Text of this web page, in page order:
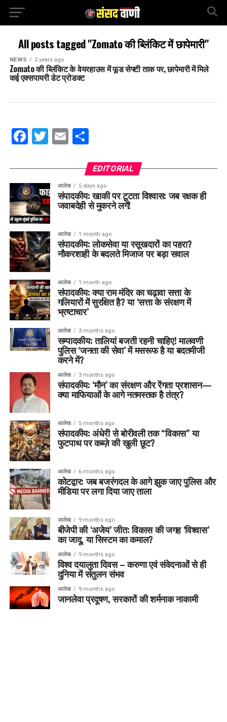
All posts tagged "Zomato की ब्लिंकिट में छापेमारी"
NEWS 2 years ago
Zomato की ब्लिंकिट के वेयरहाउस में फूड सेफ्टी ताक पर, छापेमारी में मिले
कई एक्सपायरी डेट प्रोडक्ट
Facebook
Twitter
EmailShare
EDITORIAL
आलेख 5 days ago
संपादकीय: खाकी पर टूटता विश्वास: जब रक्षक ही
जवाबदेही से मुकरने लगें!
आलेख 1 month ago
संपादकीय: लोकसेवा या रसूखदारों का पहरा?
नौकरशाही के बदलते मिजाज पर बड़ा सवाल
आलेख 1 month ago
संपादकीय: क्या राम मंदिर का चढ़ावा सत्ता के
गलियारों में सुरक्षित है? या ‘सत्ता के संरक्षण में
भ्रष्टाचार’
आलेख 3 months ago
सम्पादकीय: तालियां बजती रहनी चाहिए! मालवणी
पुलिस ‘जनता की सेवा’ में मसरूफ है या बदतमीजी
करने में?
आलेख 3 months ago
संपादकीय: ‘मौन’ का संरक्षण और रेंगता प्रशासन—
क्या माफियाओं के आगे नतमस्तक है तंत्र?
आलेख 5 months ago
संपादकीय: अंधेरी से बोरीवली तक “विकास” या
फुटपाथ पर कब्ज़े की खुली छूट?
आलेख 6 months ago
कोटद्वार: जब बजरंगदल के आगे झुक जाए पुलिस और
मीडिया पर लगा दिया जाए ताला
आलेख 9 months ago
बीजेपी की ‘अजेय’ जीत: विकास की जगह ‘विश्वास’
का जादू, या सिस्टम का कमाल?
आलेख 9 months ago
विश्व दयालुता दिवस – करुणा एवं संवेदनाओं से ही
दुनिया में संतुलन संभव
आलेख 9 months ago
जानलेवा प्रदूषण, सरकारों की शर्मनाक नाकामी